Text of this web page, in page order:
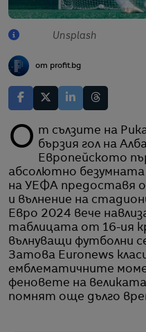
Unsplash
от profit.bg
От сълзите на Рикардо Калафиори до най- бързия гол на
Европейското
абсолютно
на УЕФА предоставя
и вълнение на
Евро 2024 вече
таблицата от 16-ия
вълнуващи футболни
Затова Euronews
емблематичните
феновете на
помнят още дълго